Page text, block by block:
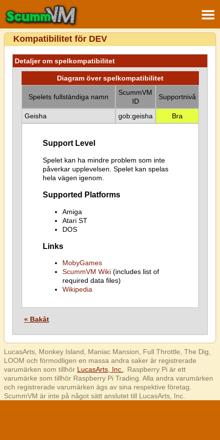
Kompatibilitet för DEV
Detaljer om spelkompatibilitet
Diagram över spelkompatibilitet
Spelets fullständiga namn
ScummVM
ID
Supportnivå
Geisha gob:geisha Bra
Support Level
Spelet kan ha mindre problem som inte
påverkar upplevelsen. Spelet kan spelas
hela vägen igenom.
Supported Platforms
Amiga
Atari ST
DOS
Links
MobyGames
ScummVM Wiki(includes list of
required data files)
Wikipedia
« Bakåt
LucasArts, Monkey Island, Maniac Mansion, Full Throttle, The Dig,
LOOM och förmodligen en massa andra saker är registrerade
varumärken som tillhör LucasArts, Inc.
. Raspberry Pi är ett
varumärke som tillhör Raspberry Pi Trading. Alla andra varumärken
och registrerade varumärken ägs av sina respektive företag.
ScummVM är inte på något sätt anslutet till LucasArts, Inc.